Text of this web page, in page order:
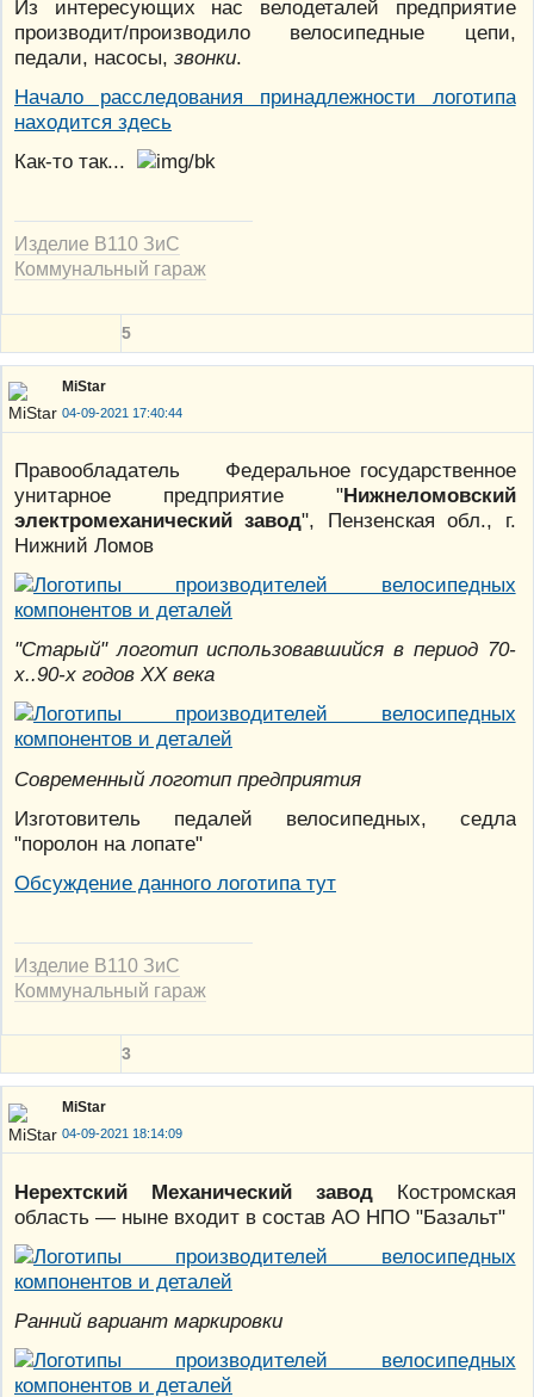
Из интересующих нас велодеталей предприятие
производит/производило велосипедные цепи,
педали, насосы, звонки.
Начало расследования принадлежности логотипа
находится здесь
Как-то так...
Изделие В110 ЗиС
Коммунальный гараж
5
MiStar
04-09-2021 17:40:44
Правообладатель Федеральное государственное
унитарное предприятие "Нижнеломовский
электромеханический завод", Пензенская обл., г.
Нижний Ломов
"Старый" логотип использовавшийся в период 70-
х..90-х годов ХХ века
Современный логотип предприятия
Изготовитель педалей велосипедных, седла
"поролон на лопате"
Обсуждение данного логотипа тут
Изделие В110 ЗиС
Коммунальный гараж
3
MiStar
04-09-2021 18:14:09
Нерехтский Механический заводКостромская
область — ныне входит в состав АО НПО "Базальт"
Ранний вариант маркировки